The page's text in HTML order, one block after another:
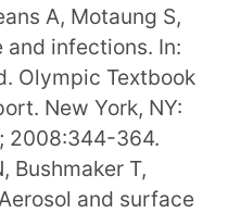
A, Motaung S,
and infections. In:
Olympic Textbook
New York, NY:
2008:344-364.
Bushmaker T,
and surface